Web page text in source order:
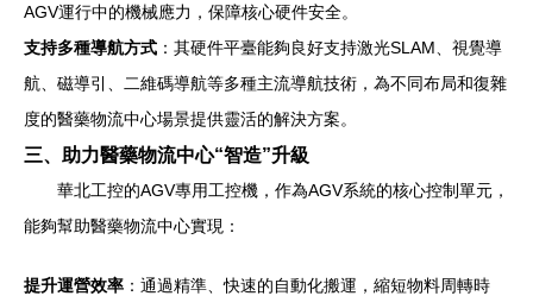
AGV運行中的機械應力，保障核心硬件安全。
支持多種導航方式 ：其硬件平臺能夠良好支持激光SLAM、視覺導
航、磁導引、二維碼導航等多種主流導航技術，為不同布局和復雜
度的醫藥物流中心場景提供靈活的解決方案。
三、助力醫藥物流中心“智造”升級
華北工控的AGV專用工控機，作為AGV系統的核心控制單元，
能夠幫助醫藥物流中心實現：
提升運營效率 ：通過精準、快速的自動化搬運，縮短物料周轉時